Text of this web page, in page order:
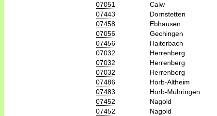
07051
Calw
07443
Dornstetten
07458
Ebhausen
07056
Gechingen
07456
Haiterbach
07032
Herrenberg
07032
Herrenberg
07032
Herrenberg
07486
Horb-Altheim
07483
Horb-Mühringen
07452
Nagold
07452
Nagold